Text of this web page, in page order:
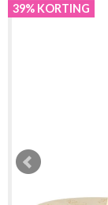
39% KORTING